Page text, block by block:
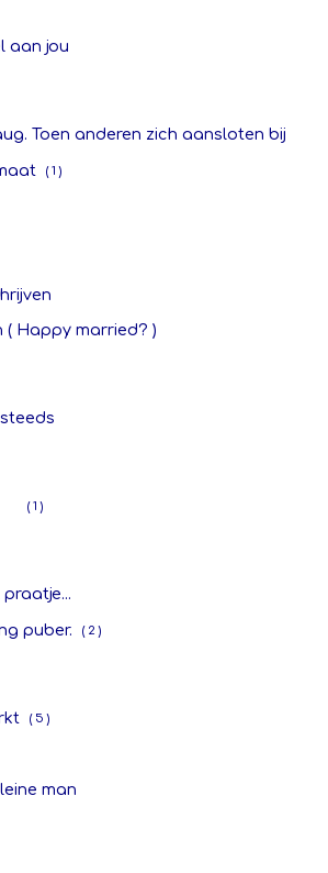
aan jou
Toen anderen zich aansloten bij
( 1 )
( Happy married? )
( 1 )
puber. ( 2 )
( 5 )
man